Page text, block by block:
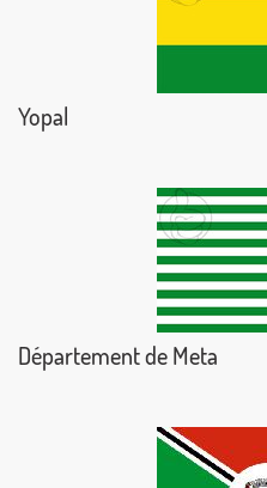
Yopal
Département de Meta